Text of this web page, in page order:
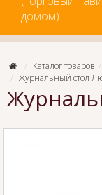
домом)
Каталог товаров
Журнальный стол